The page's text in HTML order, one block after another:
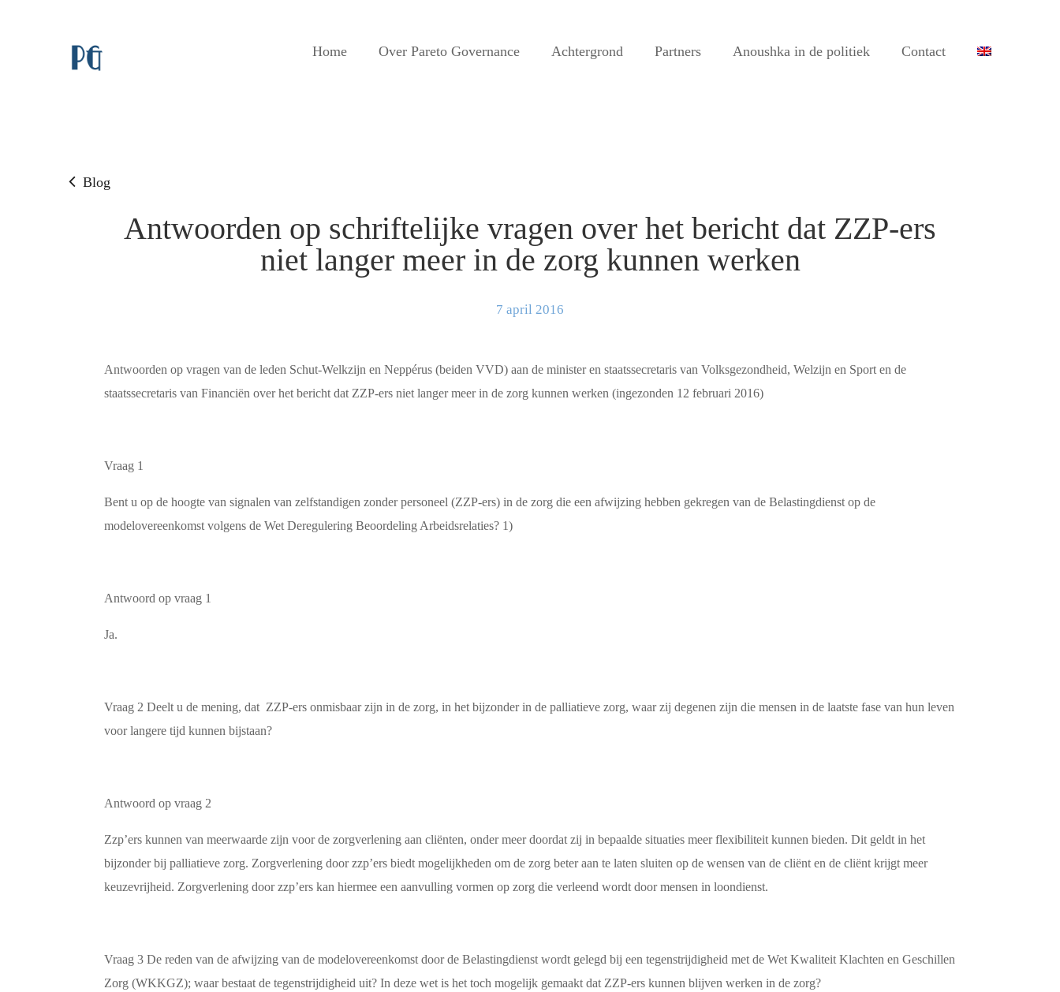
Home Over Pareto Governance Achtergrond Partners Anoushka in de politiek Contact
Blog
Antwoorden op schriftelijke vragen over het bericht dat ZZP-ers
niet langer meer in de zorg kunnen werken
7 april 2016
Antwoorden op vragen van de leden Schut-Welkzijn en Neppérus (beiden VVD) aan de minister en staatssecretaris van Volksgezondheid, Welzijn en Sport en de
staatssecretaris van Financiën over het bericht dat ZZP-ers niet langer meer in de zorg kunnen werken (ingezonden 12 februari 2016)
Vraag 1
Bent u op de hoogte van signalen van zelfstandigen zonder personeel (ZZP-ers) in de zorg die een afwijzing hebben gekregen van de Belastingdienst op de
modelovereenkomst volgens de Wet Deregulering Beoordeling Arbeidsrelaties? 1)
Antwoord op vraag 1
Ja.
Vraag 2 Deelt u de mening, dat ZZP-ers onmisbaar zijn in de zorg, in het bijzonder in de palliatieve zorg, waar zij degenen zijn die mensen in de laatste fase van hun leven
voor langere tijd kunnen bijstaan?
Antwoord op vraag 2
Zzp’ers kunnen van meerwaarde zijn voor de zorgverlening aan cliënten, onder meer doordat zij in bepaalde situaties meer flexibiliteit kunnen bieden. Dit geldt in het
bijzonder bij palliatieve zorg. Zorgverlening door zzp’ers biedt mogelijkheden om de zorg beter aan te laten sluiten op de wensen van de cliënt en de cliënt krijgt meer
keuzevrijheid. Zorgverlening door zzp’ers kan hiermee een aanvulling vormen op zorg die verleend wordt door mensen in loondienst.
Vraag 3 De reden van de afwijzing van de modelovereenkomst door de Belastingdienst wordt gelegd bij een tegenstrijdigheid met de Wet Kwaliteit Klachten en Geschillen
Zorg (WKKGZ); waar bestaat de tegenstrijdigheid uit? In deze wet is het toch mogelijk gemaakt dat ZZP-ers kunnen blijven werken in de zorg?